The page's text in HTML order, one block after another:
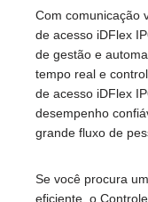
Com comunicação
de acesso iDFlex
de gestão e
tempo real e
de acesso iDFlex
desempenho
grande fluxo de
Se você procura
eficiente, o